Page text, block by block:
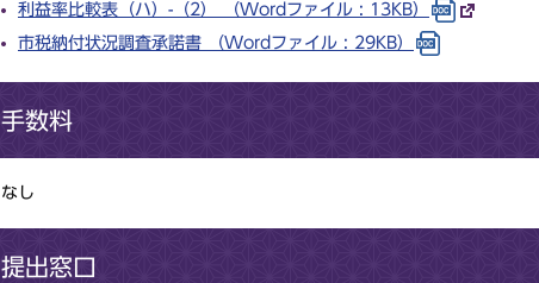
利益率比較表（ハ）-（2） （Wordファイル : 13KB）
市税納付状況調査承諾書 （Wordファイル : 29KB）
手数料
なし
提出窓口